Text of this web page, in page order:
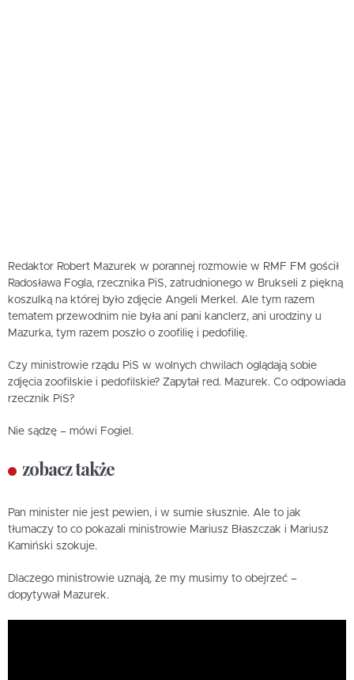
Redaktor Robert Mazurek w porannej rozmowie w RMF FM gościł
Radosława Fogla, rzecznika PiS, zatrudnionego w Brukseli z piękną
koszulką na której było zdjęcie Angeli Merkel. Ale tym razem
tematem przewodnim nie była ani pani kanclerz, ani urodziny u
Mazurka, tym razem poszło o zoofilię i pedofilię.
Czy ministrowie rządu PiS w wolnych chwilach oglądają sobie
zdjęcia zoofilskie i pedofilskie? Zapytał red. Mazurek. Co odpowiada
rzecznik PiS?
Nie sądzę – mówi Fogiel.
zobacz także
Pan minister nie jest pewien, i w sumie słusznie. Ale to jak
tłumaczy to co pokazali ministrowie Mariusz Błaszczak i Mariusz
Kamiński szokuje.
Dlaczego ministrowie uznają, że my musimy to obejrzeć –
dopytywał Mazurek.